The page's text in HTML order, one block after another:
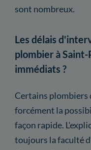
sont nombreux.
Les délais
plombier à
immédiats ?
Certains plombiers
forcément la
façon rapide.
toujours la faculté